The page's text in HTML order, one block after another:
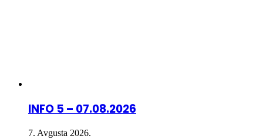
INFO 5 – 07.08.2026
7. Avgusta 2026.